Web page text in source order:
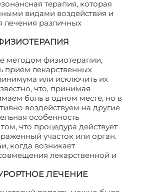
терапия, которая
видами воздействия и
лечения различных
методом физиотерапии,
прием лекарственных
или исключить их
что, принимая
боль в одном месте, но в
воздействуем на другие
особенность
что процедура действует
участок или орган.
когда возникает
лекарственной и
ЛЕЧЕНИЕ